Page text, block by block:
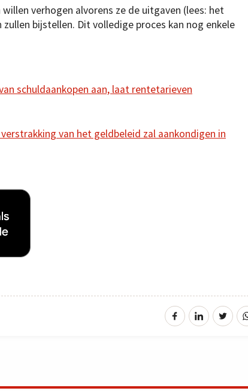
verhogen alvorens ze de uitgaven (lees: het
bijstellen. Dit volledige proces kan nog enkele
schuldaankopen aan, laat rentetarieven
van het geldbeleid zal aankondigen in